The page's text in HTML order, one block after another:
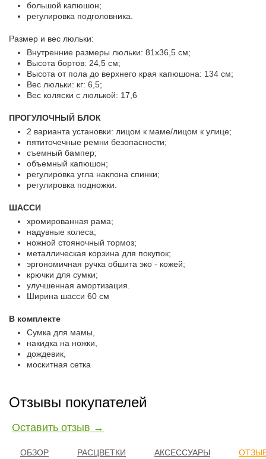
большой капюшон;
регулировка подголовника.
Размер и вес люльки:
Внутренние размеры люльки: 81х36,5 см;
Высота бортов: 24,5 см;
Высота от пола до верхнего края капюшона: 134 см;
Вес люльки: кг: 6,5;
Вес коляски с люлькой: 17,6
ПРОГУЛОЧНЫЙ БЛОК
2 варианта установки: лицом к маме/лицом к улице;
пятиточечные ремни безопасности;
съемный бампер;
объемный капюшон;
регулировка угла наклона спинки;
регулировка подножки.
ШАССИ
хромированная рама;
надувные колеса;
ножной стояночный тормоз;
металлическая корзина для покупок;
эргономичная ручка обшита эко - кожей;
крючки для сумки;
улучшенная амортизация.
Ширина шасси 60 см
В комплекте
Сумка для мамы,
накидка на ножки,
дождевик,
москитная сетка
Отзывы покупателей
Оставить отзыв →
ОБЗОР РАСЦВЕТКИ АКСЕССУАРЫ